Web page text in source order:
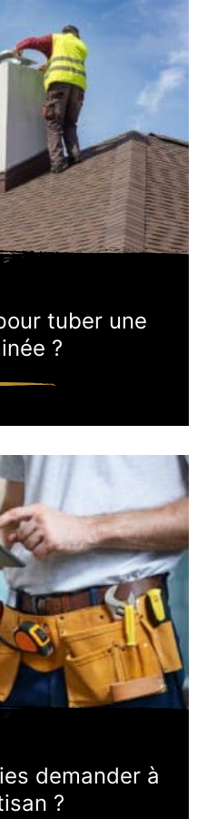
tuber une
?
demander à
?